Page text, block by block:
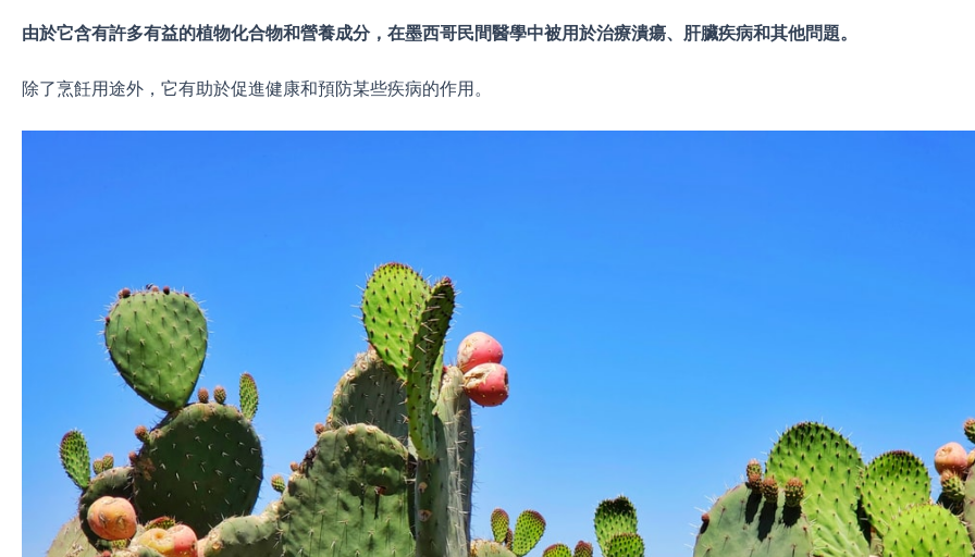
由於它含有許多有益的植物化合物和營養成分，在墨西哥民間醫學中被用於治療潰瘍、肝臟疾病和其他問題。
除了烹飪用途外，它有助於促進健康和預防某些疾病的作用。